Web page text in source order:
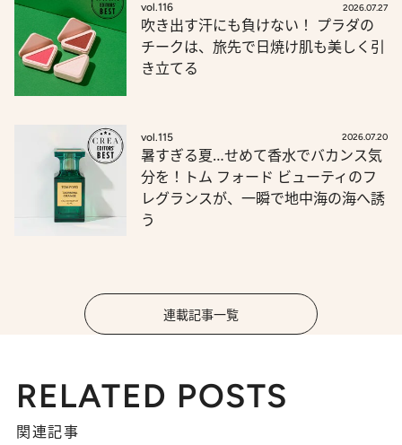
vol.116 2026.07.27
吹き出す汗にも負けない！ プラダの
チークは、旅先で日焼け肌も美しく引
き立てる
vol.115 2026.07.20
暑すぎる夏…せめて香水でバカンス気
分を！トム フォード ビューティのフ
レグランスが、一瞬で地中海の海へ誘
う
連載記事一覧
RELATED POSTS
関連記事